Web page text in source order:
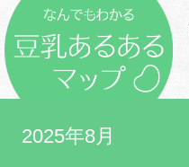
2025年8月